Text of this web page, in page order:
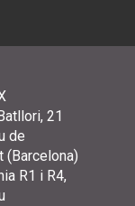
21
de
(Barcelona)
R1 i R4,